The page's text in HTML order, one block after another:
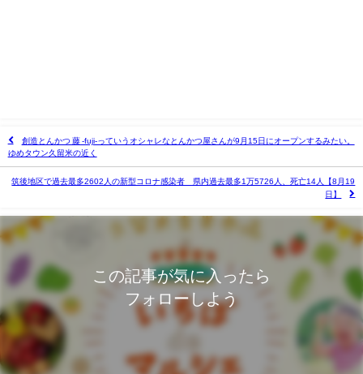
創造とんかつ 藤 -fuji-っていうオシャレなとんかつ屋さんが9月15日にオープンするみたい。
ゆめタウン久留米の近く
筑後地区で過去最多2602人の新型コロナ感染者 県内過去最多1万5726人、死亡14人【8月19
日】
この記事が気に入ったら
フォローしよう